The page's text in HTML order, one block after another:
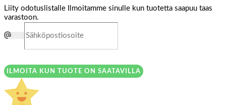
Liity odotuslistalle
Ilmoitamme sinulle kun tuotetta saapuu taas
varastoon.
ILMOITA KUN TUOTE ON SAATAVILLA